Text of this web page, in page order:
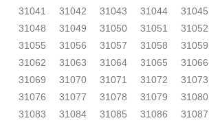
31041
31042 31043 31044 31045
31048
31049 31050 31051 31052
31055
31056 31057 31058 31059
31062
31063 31064 31065 31066
31069
31070 31071 31072 31073
31076
31077 31078 31079 31080
31083
31084 31085 31086 31087